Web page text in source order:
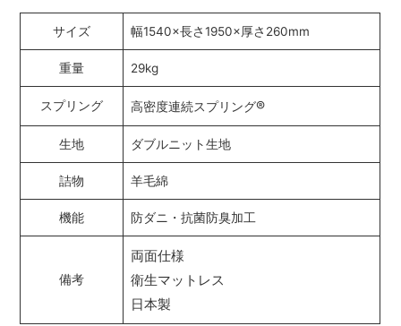
サイズ 幅1540×長さ1950×厚さ260mm
重量 29kg
スプリング 高密度連続スプリング®
生地 ダブルニット生地
詰物 羊毛綿
機能 防ダニ・抗菌防臭加工
備考
両面仕様
衛生マットレス
日本製